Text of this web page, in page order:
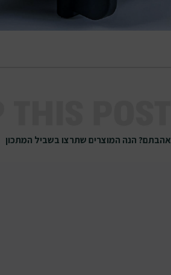
אהבתם? הנה המוצרים שתרצו בשביל המתכון